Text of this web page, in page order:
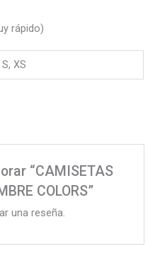
rápido)
XS
“CAMISETAS
COLORS”
una reseña.